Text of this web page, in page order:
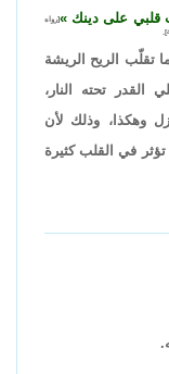
قلبي على دينك
[رواه
تقلّب الريح الريشة
القدر تحته النار،
وهكذا، وذلك لأن
في القلب كثيرة